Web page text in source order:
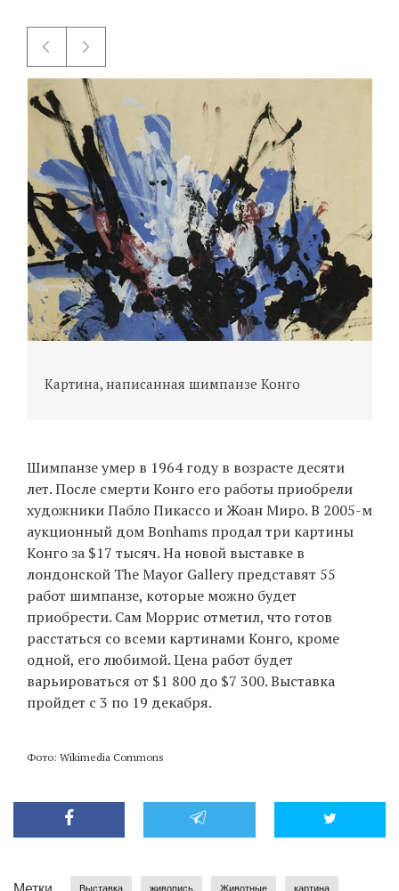
Картина, написанная шимпанзе Конго
Шимпанзе умер в 1964 году в возрасте десяти
лет. После смерти Конго его работы приобрели
художники Пабло Пикассо и Жоан Миро. В 2005-м
аукционный дом Bonhams продал три картины
Конго за $17 тысяч. На новой выставке в
лондонской The Mayor Gallery представят 55
работ шимпанзе, которые можно будет
приобрести. Сам Моррис отметил, что готов
расстаться со всеми картинами Конго, кроме
одной, его любимой. Цена работ будет
варьироваться от $1 800 до $7 300. Выставка
пройдет с 3 по 19 декабря.
Фото: Wikimedia Commons
Выставка живопись Животные картина